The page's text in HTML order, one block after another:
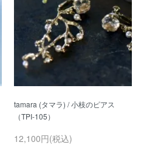
tamara (タマラ) / 小枝のピアス
12,100円(税込)